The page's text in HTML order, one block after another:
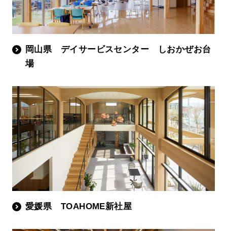
岡山県 デイサービスセンター しおかぜお台
場
愛媛県 TOAHOME新社屋